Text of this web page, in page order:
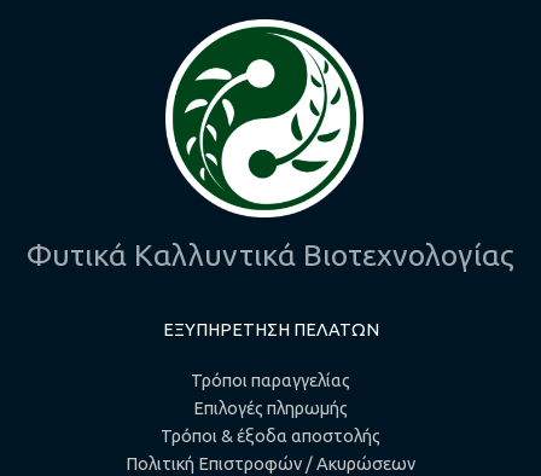
Φυτικά Καλλυντικά Βιοτεχνολογίας
ΕΞΥΠΗΡΕΤΗΣΗ ΠΕΛΑΤΩΝ
Τρόποι παραγγελίας
Επιλογές πληρωμής
Τρόποι & έξοδα αποστολής
Πολιτική Επιστροφών / Ακυρώσεων